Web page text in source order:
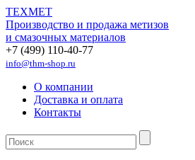
ТЕХМЕТ
Производство и продажа метизов
и смазочных материалов
+7 (499) 110-40-77
info@thm-shop.ru
О компании
Доставка и оплата
Контакты